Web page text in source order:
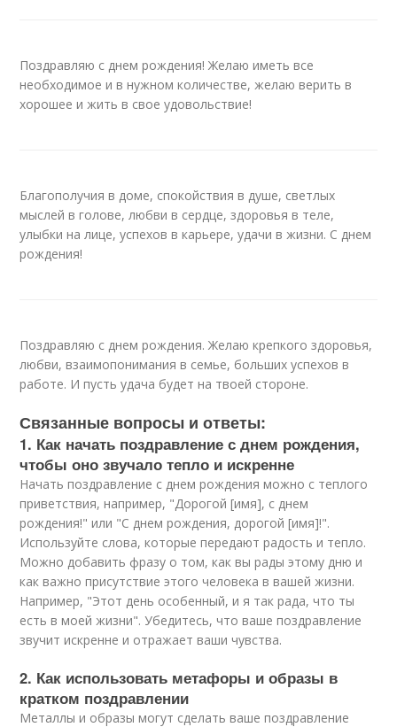
Поздравляю с днем рождения! Желаю иметь все
необходимое и в нужном количестве, желаю верить в
хорошее и жить в свое удовольствие!
Благополучия в доме, спокойствия в душе, светлых
мыслей в голове, любви в сердце, здоровья в теле,
улыбки на лице, успехов в карьере, удачи в жизни. С днем
рождения!
Поздравляю с днем рождения. Желаю крепкого здоровья,
любви, взаимопонимания в семье, больших успехов в
работе. И пусть удача будет на твоей стороне.
Связанные вопросы и ответы:
1. Как начать поздравление с днем рождения,
чтобы оно звучало тепло и искренне
Начать поздравление с днем рождения можно с теплого
приветствия, например, "Дорогой [имя], с днем
рождения!" или "С днем рождения, дорогой [имя]!".
Используйте слова, которые передают радость и тепло.
Можно добавить фразу о том, как вы рады этому дню и
как важно присутствие этого человека в вашей жизни.
Например, "Этот день особенный, и я так рада, что ты
есть в моей жизни". Убедитесь, что ваше поздравление
звучит искренне и отражает ваши чувства.
2. Как использовать метафоры и образы в
кратком поздравлении
Металлы и образы могут сделать ваше поздравление